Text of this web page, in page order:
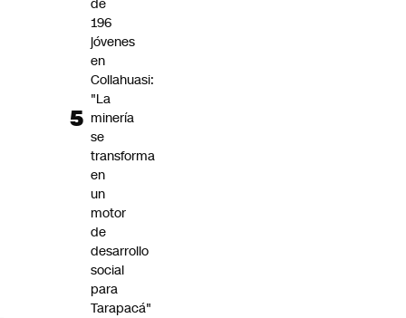
de
196
jóvenes
en
Collahuasi:
"La
minería
se
transforma
en
un
motor
de
desarrollo
social
para
Tarapacá"